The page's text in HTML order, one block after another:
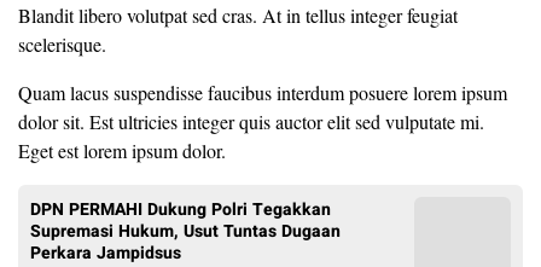
Blandit libero volutpat sed cras. At in tellus integer feugiat
scelerisque.
Quam lacus suspendisse faucibus interdum posuere lorem ipsum
dolor sit. Est ultricies integer quis auctor elit sed vulputate mi.
Eget est lorem ipsum dolor.
DPN PERMAHI Dukung Polri Tegakkan
Supremasi Hukum, Usut Tuntas Dugaan
Perkara Jampidsus